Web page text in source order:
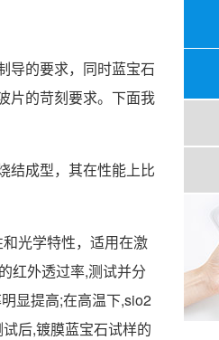
导的要求，同时蓝宝石
片的苛刻要求。下面我
结成型，其在性能上比
光学特性，适用在激
红外透过率,测试并分
显提高;在高温下,sio2
后,镀膜蓝宝石试样的